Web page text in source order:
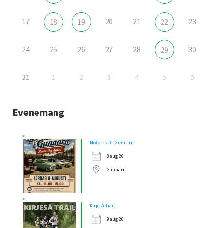
17 18 19 20 21 22 23
24 25 26 27 28 29 30
31 1 2 3 4 5 6
Evenemang
Motorträff i Gunnarn
8 aug 26
Gunnarn
Kirjeså Trail
9 aug 26